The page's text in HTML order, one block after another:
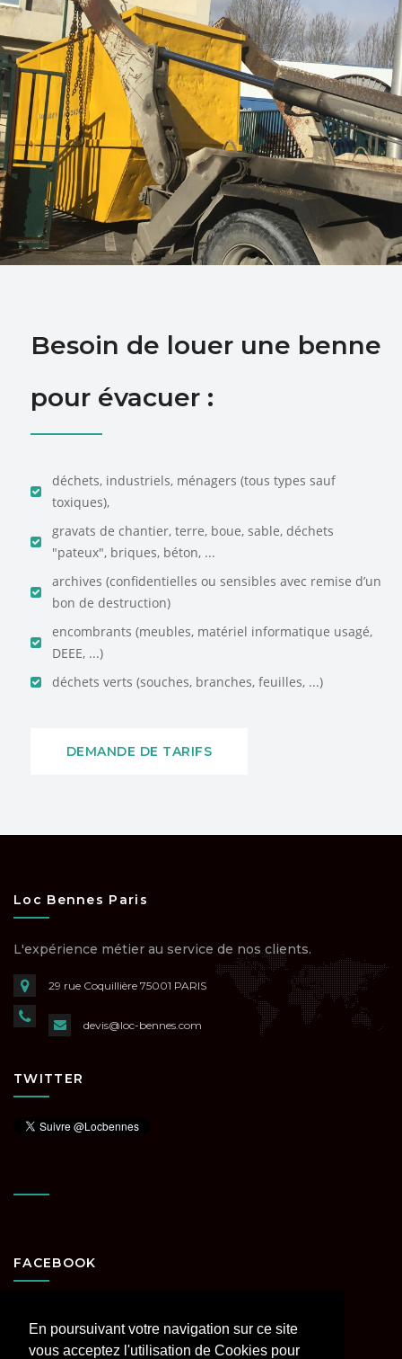
En poursuivant votre navigation sur ce site
vous acceptez l'utilisation de Cookies pour
Besoin de louer une benne
pour évacuer :
déchets, industriels, ménagers (tous types sauf
toxiques),
gravats de chantier, terre, boue, sable, déchets
"pateux", briques, béton, ...
archives (confidentielles ou sensibles avec remise d’un
bon de destruction)
encombrants (meubles, matériel informatique usagé,
DEEE, ...)
déchets verts (souches, branches, feuilles, ...)
DEMANDE DE TARIFS
Loc Bennes Paris
L'expérience métier au service de nos clients.
29 rue Coquillière 75001 PARIS
devis@loc-bennes.com
TWITTER
FACEBOOK